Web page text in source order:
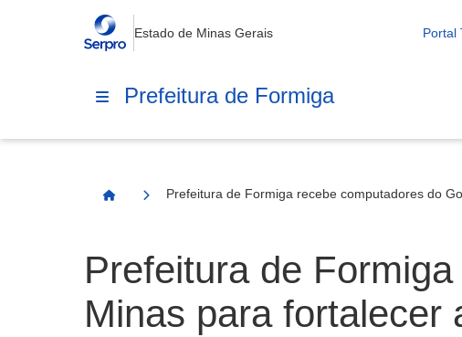
Estado de Minas Gerais Portal
Prefeitura de Formiga
Página Inicial
Prefeitura de Formiga recebe computadores do
Prefeitura de
Minas para fortalecer